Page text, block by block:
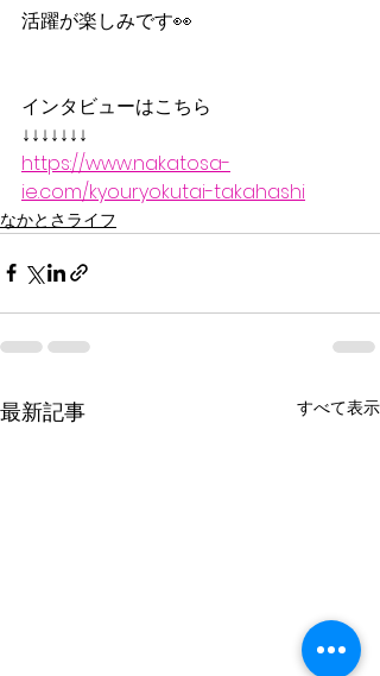
活躍が楽しみです👀
インタビューはこちら
↓↓↓↓↓↓↓
https://www.nakatosa-
ie.com/kyouryokutai-takahashi
なかとさライフ
最新記事 すべて表示